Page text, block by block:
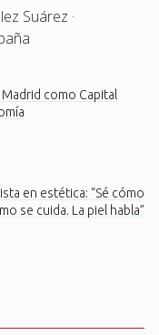
Suárez ·
como Capital
en estética: “Sé cómo
se cuida. La piel habla”